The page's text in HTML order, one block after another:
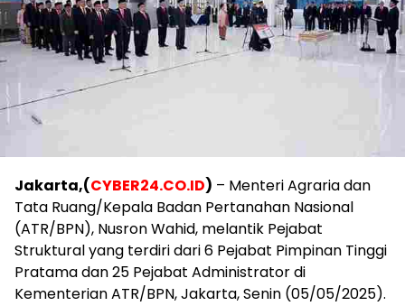
Jakarta,(CYBER24.CO.ID) – Menteri Agraria dan
Tata Ruang/Kepala Badan Pertanahan Nasional
(ATR/BPN), Nusron Wahid, melantik Pejabat
Struktural yang terdiri dari 6 Pejabat Pimpinan Tinggi
Pratama dan 25 Pejabat Administrator di
Kementerian ATR/BPN, Jakarta, Senin (05/05/2025).